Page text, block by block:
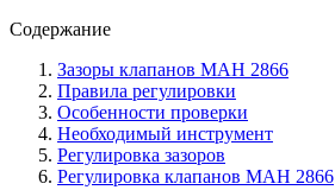
Содержание
Зазоры клапанов МАН 2866
Правила регулировки
Особенности проверки
Необходимый инструмент
Регулировка зазоров
Регулировка клапанов МАН 2866